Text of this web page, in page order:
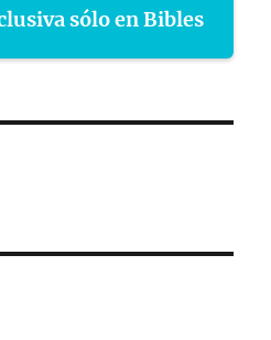
sólo en Bibles